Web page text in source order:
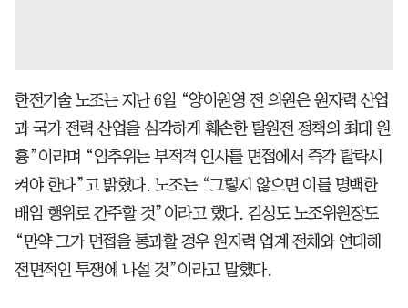
한전기술 노조는 지난 6일 “양이원영 전 의원은 원자력 산업
과 국가 전력 산업을 심각하게 훼손한 탈원전 정책의 최대 원
흉”이라며 “임추위는 부적격 인사를 면접에서 즉각 탈락시
켜야 한다”고 밝혔다. 노조는 “그렇지 않으면 이를 명백한
배임 행위로 간주할 것”이라고 했다. 김성도 노조위원장도
“만약 그가 면접을 통과할 경우 원자력 업계 전체와 연대해
전면적인 투쟁에 나설 것”이라고 말했다.